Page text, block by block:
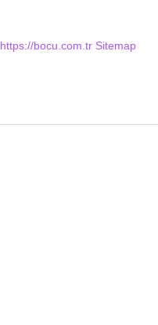
https://bocu.com.tr Sitemap